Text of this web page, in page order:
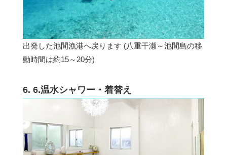
出発した池間漁港へ戻ります (八重干瀬～池間島の移
動時間は約15～20分)
6. 6.温水シャワー・着替え